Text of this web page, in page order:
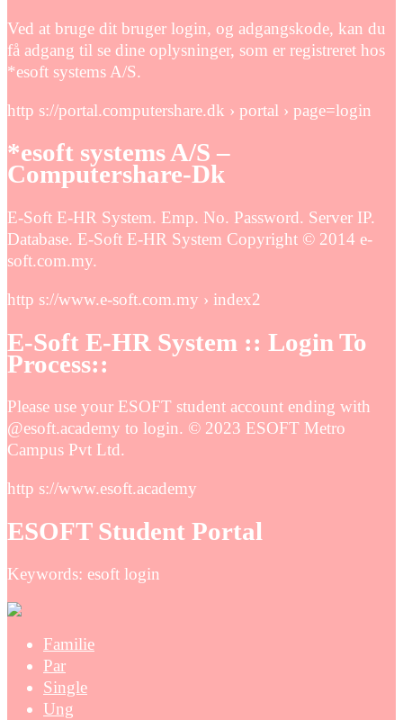
Ved at bruge dit bruger login, og adgangskode, kan du
få adgang til se dine oplysninger, som er registreret hos
*esoft systems A/S.
http s://portal.computershare.dk › portal › page=login
*esoft systems A/S –
Computershare-Dk
E-Soft E-HR System. Emp. No. Password. Server IP.
Database. E-Soft E-HR System Copyright © 2014 e-
soft.com.my.
http s://www.e-soft.com.my › index2
E-Soft E-HR System :: Login To
Process::
Please use your ESOFT student account ending with
@esoft.academy to login. © 2023 ESOFT Metro
Campus Pvt Ltd.
http s://www.esoft.academy
ESOFT Student Portal
Keywords: esoft login
Familie
Par
Single
Ung